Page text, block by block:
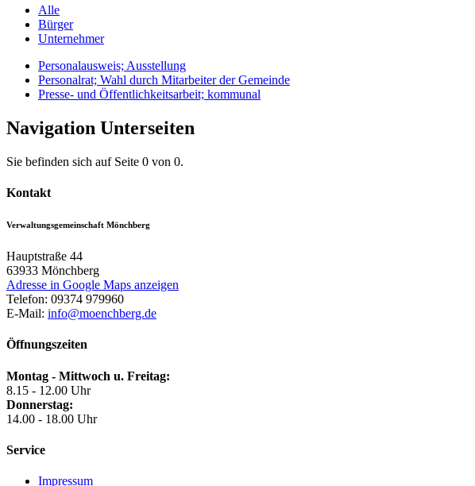
Alle
Bürger
Unternehmer
Personalausweis; Ausstellung
Personalrat; Wahl durch Mitarbeiter der Gemeinde
Presse- und Öffentlichkeitsarbeit; kommunal
Navigation Unterseiten
Sie befinden sich auf Seite 0 von 0.
Kontakt
Verwaltungsgemeinschaft Mönchberg
Hauptstraße 44
63933 Mönchberg
Adresse in Google Maps anzeigen
Telefon: 09374 979960
E-Mail: info@moenchberg.de
Öffnungszeiten
Montag - Mittwoch u. Freitag:
8.15 - 12.00 Uhr
Donnerstag:
14.00 - 18.00 Uhr
Service
Impressum